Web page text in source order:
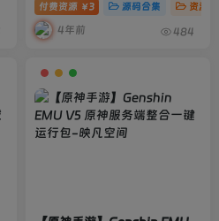
付费资源 ￥3 源码合集 资源
4年前 484